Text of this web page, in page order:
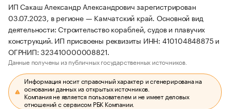
ИП Сакаш Александр Александрович зарегистрирован
03.07.2023, в регионе — Камчатский край. Основной вид
деятельности: Строительство кораблей, судов и плавучих
конструкций. ИП присвоены реквизиты ИНН: 410104848875 и
ОГРНИП: 323410000008821.
Данные получены из публичных государственных источников.
Информация носит справочный характер и сгенерирована на
основании данных из открытых источников.
Компания не является пользователем и не имеет деловых
отношений с сервисом РБК Компании.